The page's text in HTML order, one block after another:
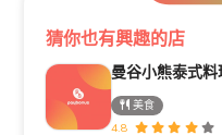
猜你也有興趣的店
美食
4.8